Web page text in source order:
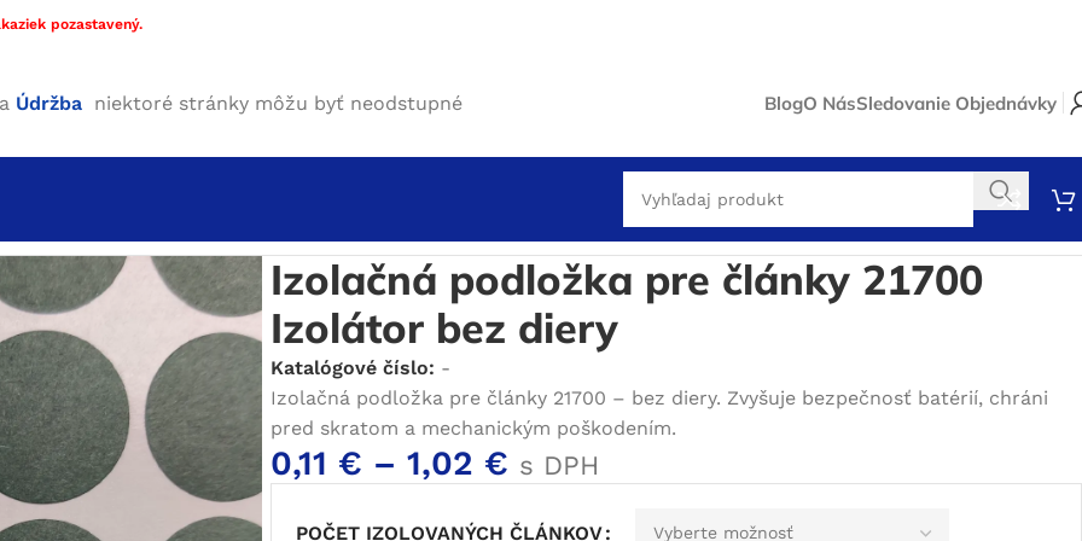
pozastavený.
Údržba niektoré stránky môžu byť neodstupné BlogO NásSledovanie Objednávky
Izolačná podložka pre články 21700 Izolátor bez diery
Izolačná podložka pre články 21700
Izolátor bez diery
Katalógové číslo: -
Izolačná podložka pre články 21700 – bez diery. Zvyšuje bezpečnosť batérií, chráni
pred skratom a mechanickým poškodením.
0,11 € – 1,02 € s DPH
POČET IZOLOVANÝCH ČLÁNKOV